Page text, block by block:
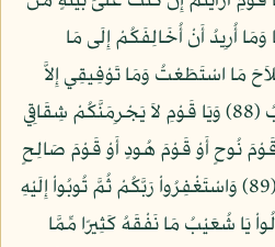
أُرِيدُ أَنْ أُخَالِفَكُمْ إِلَى مَا
مَا اسْتَطَعْتُ وَمَا تَوْفِيقِي إِلاَّ
بِاللّهِ عَلَيْهِ تَوَكَّلْتُ وَإِلَيْهِ أُنِيبُ (88) وَيَا قَوْمِ لاَ يَجْرِمَنَّكُمْ شِقَاقِي
نُوحٍ أَوْ قَوْمَ هُودٍ أَوْ قَوْمَ صَالِحٍ
وَمَا قَوْمُ لُوطٍ مِّنكُم بِبَعِيدٍ (89) وَاسْتَغْفِرُواْ رَبَّكُمْ ثُمَّ تُوبُواْ إِلَيْهِ
وَدُودٌ (90) قَالُواْ يَا شُعَيْبُ مَا نَفْقَهُ كَثِيرًا مِّمَّا